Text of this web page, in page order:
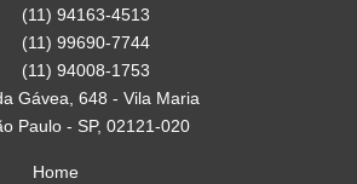
(11) 94163-4513
(11) 99690-7744
(11) 94008-1753
Gávea, 648 - Vila Maria
Paulo - SP, 02121-020
Home